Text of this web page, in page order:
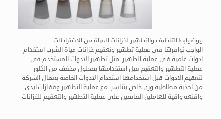
ووضوابط التنظيف والتطهير لخزانات المياة من الاشتراطات
الواجب توافرها فى عملية تطهير وتعقيم خزانات مياة الشرب استخدام
ادوات علمية فى عملية الطهير مثل تطهير الادوات المستخدم فى
عملية التطهير والتعقيم قبل استخدامها بمحلول مخفف من الكلور
لتعقيم الادوات قبل استخدامها استخدام الادوات الخاصة بعمال الشركة
من احذية مطاطية وزى خاص يتناسب مع عملية التطهير وقفازات ايدى
واقنعه واقية للعاملين القائمين على عملية التطهير والتعقيم للخزانات